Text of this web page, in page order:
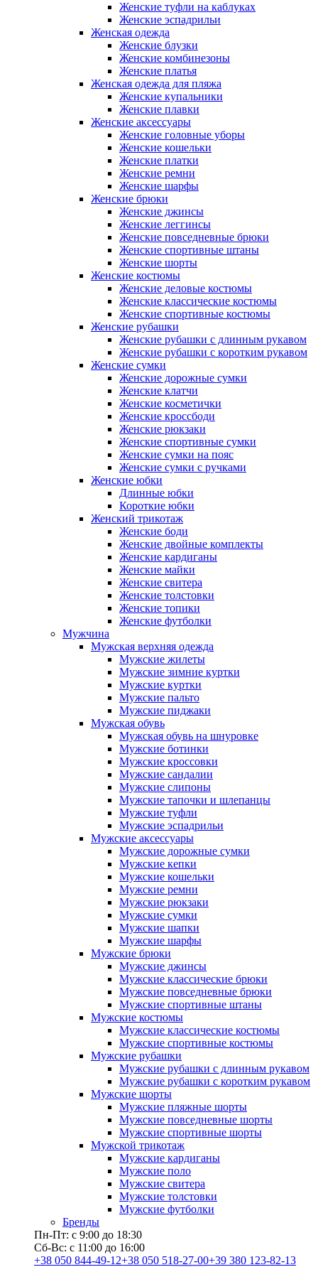
Женские туфли на каблуках
Женские эспадрильи
Женская одежда
Женские блузки
Женские комбинезоны
Женские платья
Женская одежда для пляжа
Женские купальники
Женские плавки
Женские аксессуары
Женские головные уборы
Женские кошельки
Женские платки
Женские ремни
Женские шарфы
Женские брюки
Женские джинсы
Женские леггинсы
Женские повседневные брюки
Женские спортивные штаны
Женские шорты
Женские костюмы
Женские деловые костюмы
Женские классические костюмы
Женские спортивные костюмы
Женские рубашки
Женские рубашки с длинным рукавом
Женские рубашки с коротким рукавом
Женские сумки
Женские дорожные сумки
Женские клатчи
Женские косметички
Женские кроссбоди
Женские рюкзаки
Женские спортивные сумки
Женские сумки на пояс
Женские сумки с ручками
Женские юбки
Длинные юбки
Короткие юбки
Женский трикотаж
Женские боди
Женские двойные комплекты
Женские кардиганы
Женские майки
Женские свитера
Женские толстовки
Женские топики
Женские футболки
Мужчина
Мужская верхняя одежда
Мужские жилеты
Мужские зимние куртки
Мужские куртки
Мужские пальто
Мужские пиджаки
Мужская обувь
Мужская обувь на шнуровке
Мужские ботинки
Мужские кроссовки
Мужские сандалии
Мужские слипоны
Мужские тапочки и шлепанцы
Мужские туфли
Мужские эспадрильи
Мужские аксессуары
Мужские дорожные сумки
Мужские кепки
Мужские кошельки
Мужские ремни
Мужские рюкзаки
Мужские сумки
Мужские шапки
Мужские шарфы
Мужские брюки
Мужские джинсы
Мужские классические брюки
Мужские повседневные брюки
Мужские спортивные штаны
Мужские костюмы
Мужские классические костюмы
Мужские спортивные костюмы
Мужские рубашки
Мужские рубашки с длинным рукавом
Мужские рубашки с коротким рукавом
Мужские шорты
Мужские пляжные шорты
Мужские повседневные шорты
Мужские спортивные шорты
Мужской трикотаж
Мужские кардиганы
Мужские поло
Мужские свитера
Мужские толстовки
Мужские футболки
Бренды
Пн-Пт: с 9:00 до 18:30
Сб-Вс: с 11:00 до 16:00
+38 050 844-49-12+38 050 518-27-00+39 380 123-82-13